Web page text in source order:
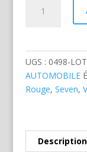
UGS : 0498-
AUTOMOBILE
Rouge, Seven,
Description